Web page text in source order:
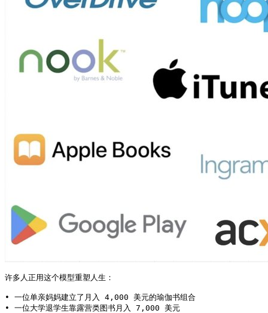
许多人正用这个模型重塑人生：
• 一位单亲妈妈建立了月入 4,000 美元的瑜伽书组合
• 一位大学退学生靠露营类图书月入 7,000 美元